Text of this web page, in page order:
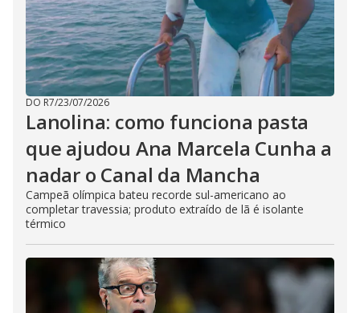
DO R7/23/07/2026
Lanolina: como funciona pasta
que ajudou Ana Marcela Cunha a
nadar o Canal da Mancha
Campeã olímpica bateu recorde sul-americano ao
completar travessia; produto extraído de lã é isolante
térmico